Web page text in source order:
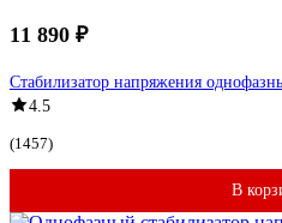
11 890 ₽
Стабилизатор напряжения
4.5
(1457)
В